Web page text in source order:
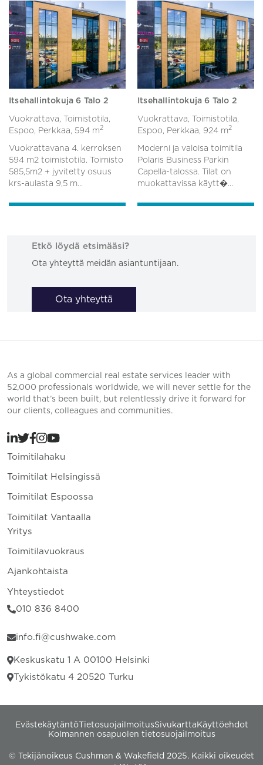
Itsehallintokuja 6 Talo 2
Vuokrattava, Toimistotila,
Espoo, Perkkaa, 594 m2
Vuokrattavana 4. kerroksen
594 m2 toimistotila. Toimisto
585,5m2 + jyvitetty osuus
krs-aulasta 9,5 m...
Itsehallintokuja 6 Talo 2
Vuokrattava, Toimistotila,
Espoo, Perkkaa, 924 m2
Moderni ja valoisa toimitila
Polaris Business Parkin
Capella-talossa. Tilat on
muokattavissa käytt�...
Etkö löydä etsimääsi?
Ota yhteyttä meidän asiantuntijaan.
Ota yhteyttä
As a global commercial real estate services leader with
52,000 professionals worldwide, we will never settle for the
world that’s been built, but relentlessly drive it forward for
our clients, colleagues and communities.
Toimitilahaku
Toimitilat Helsingissä
Toimitilat Espoossa
Toimitilat Vantaalla
Yritys
Toimitilavuokraus
Ajankohtaista
Yhteystiedot
010 836 8400
info.fi@cushwake.com
Keskuskatu 1 A 00100 Helsinki
Tykistökatu 4 20520 Turku
EvästekäytäntöTietosuojailmoitusSivukartta Käyttöehdot
Kolmannen osapuolen tietosuojailmoitus
© Tekijänoikeus Cushman & Wakefield 2025. Kaikki oikeudet